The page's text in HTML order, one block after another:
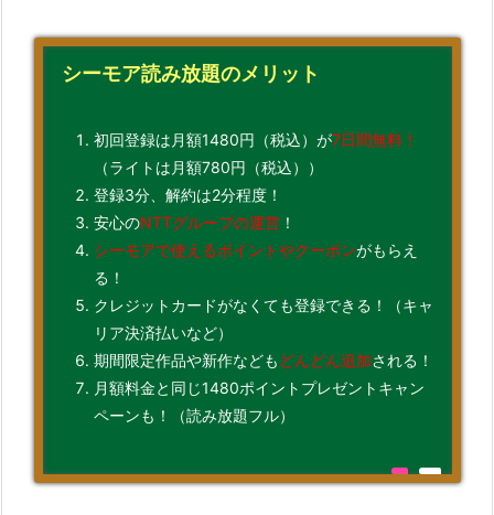
シーモア読み放題のメリット
初回登録は月額1480円（税込）が7日間無料！
（ライトは月額780円（税込））
登録3分、解約は2分程度！
安心のNTTグループの運営！
シーモアで使えるポイントやクーポンがもらえ
る！
クレジットカードがなくても登録できる！（キャ
リア決済払いなど）
期間限定作品や新作なども どんどん追加される！
月額料金と同じ1480ポイントプレゼントキャン
ペーンも！（読み放題フル）